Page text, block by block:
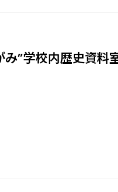
み”学校内歴史資料